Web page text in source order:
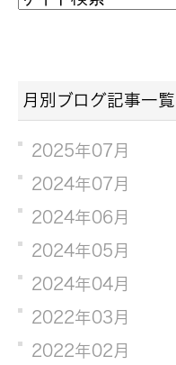
月別ブログ記事一覧
2025年07月
2024年07月
2024年06月
2024年05月
2024年04月
2022年03月
2022年02月